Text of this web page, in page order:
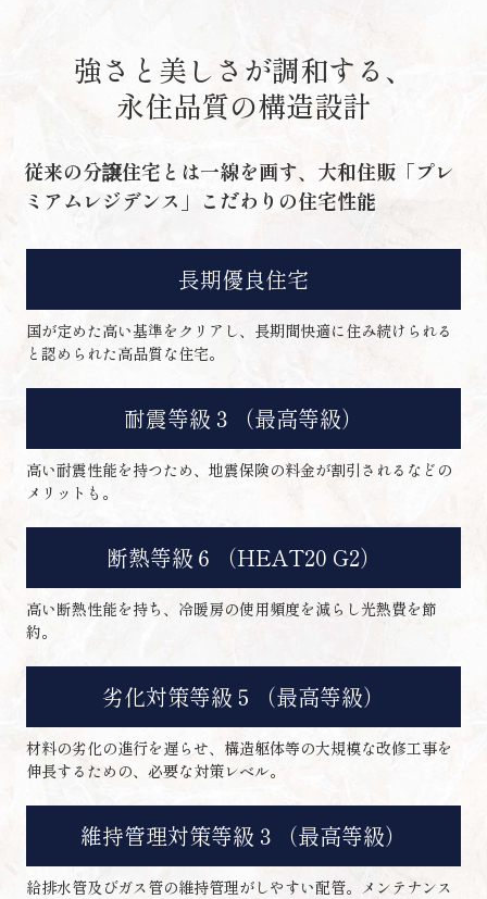
強さと美しさが調和する、
永住品質の構造設計
従来の分譲住宅とは一線を画す、 大和住販「プレ
ミアムレジデンス」こだわりの住宅性能
長期優良住宅
国が定めた高い基準をクリアし、長期間快適に住み続けられる
と認められた高品質な住宅。
耐震等級３（最高等級）
高い耐震性能を持つため、地震保険の料金が割引されるなどの
メリットも。
断熱等級６（HEAT20 G2）
高い断熱性能を持ち、冷暖房の使用頻度を減らし光熱費を節
約。
劣化対策等級５（最高等級）
材料の劣化の進行を遅らせ、構造躯体等の大規模な改修工事を
伸長するための、必要な対策レベル。
維持管理対策等級３（最高等級）
給排水管及びガス管の維持管理がしやすい配管。メンテナンス